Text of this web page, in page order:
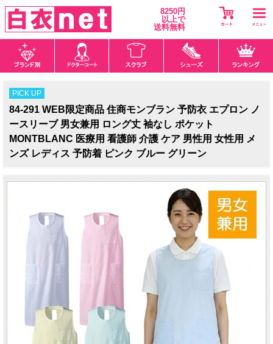
8250円
以上で
送料無料
PICK UP
84-291 WEB限定商品 住商モンブラン 予防衣 エプロン ノ
ースリーブ 男女兼用 ロング丈 袖なし ポケット
MONTBLANC 医療用 看護師 介護 ケア 男性用 女性用 メ
ンズ レディス 予防着 ピンク ブルー グリーン